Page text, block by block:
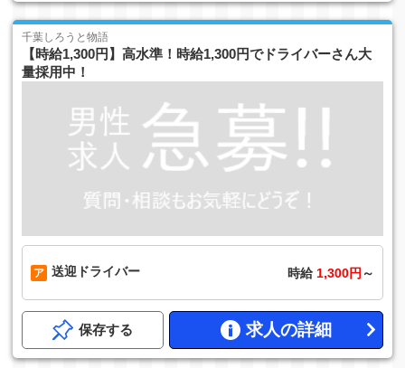
千葉しろうと物語
【時給1,300円】高水準！時給1,300円でドライバーさん大
量採用中！
送迎ドライバー 時給 1,300円 ～
保存する 求人の詳細